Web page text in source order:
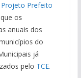
Projeto Prefeito
os
anuais dos
do
já
pelo TCE.